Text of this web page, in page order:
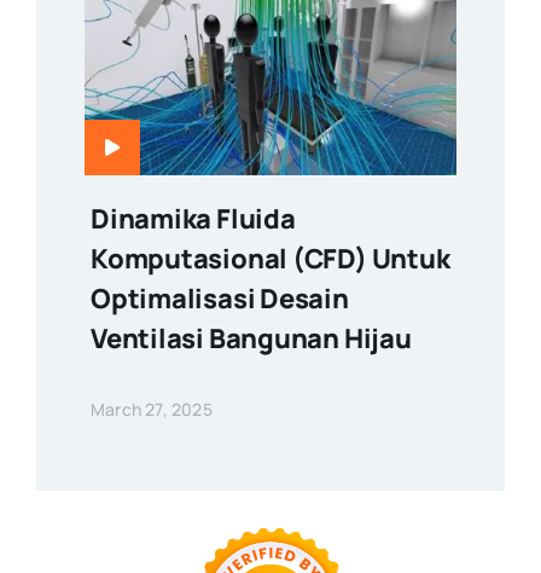
Dinamika Fluida
Komputasional (CFD) Untuk
Optimalisasi Desain
Ventilasi Bangunan Hijau
March 27, 2025